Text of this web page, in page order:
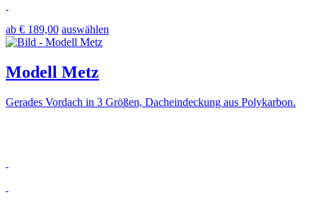
ab € 189,00 auswählen
Modell Metz
Gerades Vordach in 3 Größen, Dacheindeckung aus Polykarbon.